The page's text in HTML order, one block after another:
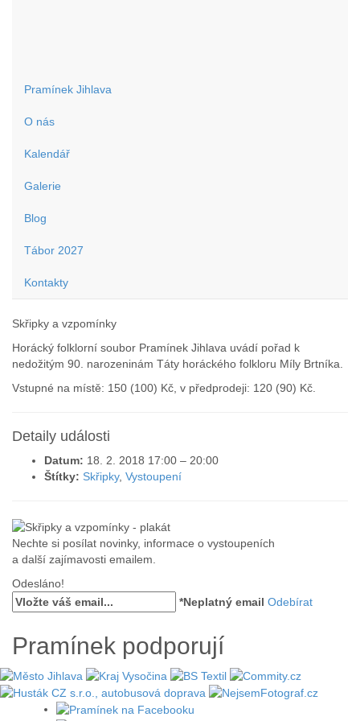
Pramínek Jihlava
O nás
Kalendář
Galerie
Blog
Tábor 2027
Kontakty
Skřipky a vzpomínky
Horácký folklorní soubor Pramínek Jihlava uvádí pořad k
nedožitým 90. narozeninám Táty horáckého folkloru Míly Brtníka.
Vstupné na místě: 150 (100) Kč, v předprodeji: 120 (90) Kč.
Detaily události
Datum: 18. 2. 2018 17:00 – 20:00
Štítky: Skřipky, Vystoupení
Nechte si posílat novinky, informace o vystoupeních
a další zajímavosti emailem.
Odesláno!
*Neplatný email Odebírat
Pramínek podporují